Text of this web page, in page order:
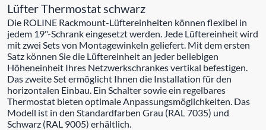
Lüfter Thermostat schwarz
Die ROLINE Rackmount-Lüftereinheiten können flexibel in
jedem 19"-Schrank eingesetzt werden. Jede Lüftereinheit wird
mit zwei Sets von Montagewinkeln geliefert. Mit dem ersten
Satz können Sie die Lüftereinheit an jeder beliebigen
Höheneinheit Ihres Netzwerkschrankes vertikal befestigen.
Das zweite Set ermöglicht Ihnen die Installation für den
horizontalen Einbau. Ein Schalter sowie ein regelbares
Thermostat bieten optimale Anpassungsmöglichkeiten. Das
Modell ist in den Standardfarben Grau (RAL 7035) und
Schwarz (RAL 9005) erhältlich.